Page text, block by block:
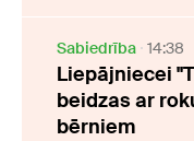
Sabiedrība 14:38
Liepājniecei
beidzas ar
bērniem